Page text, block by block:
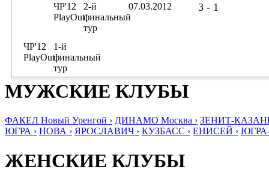
ЧР'12
PlayOut
2-й
финальный
тур
07.03.2012 3 - 1
ЧР'12
PlayOut
1-й
финальный
тур
МУЖСКИЕ КЛУБЫ
ФАКЕЛ Новый Уренгой › ДИНАМО Москва › ЗЕНИТ-
ЮГРА › НОВА › ЯРОСЛАВИЧ › КУЗБАСС › ЕНИСЕЙ ›
ЖЕНСКИЕ КЛУБЫ